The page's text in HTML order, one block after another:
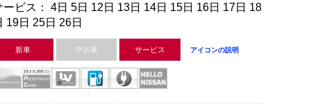
ービス： 4日 5日 12日 13日 14日 15日 16日 17日 18
19日 25日 26日
新車 中古車 サービス アイコンの説明